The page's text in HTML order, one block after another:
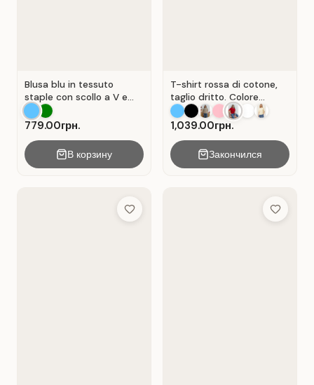
Blusa blu in tessuto
staple con scollo a V e
senza maniche . Blu.
779.00грн.
В корзину
T-shirt rossa di cotone,
taglio dritto. Colore
Rosso.
1,039.00грн.
Закончился
Add to Wish List Add to